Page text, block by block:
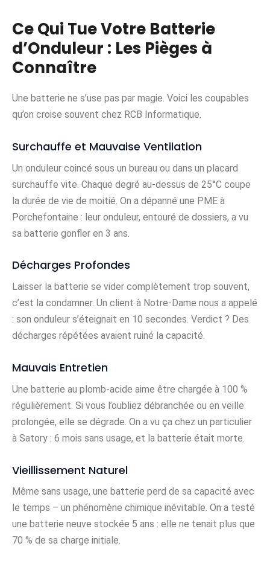
Ce Qui Tue Votre Batterie
d’Onduleur : Les Pièges à
Connaître
Une batterie ne s’use pas par magie. Voici les coupables
qu’on croise souvent chez RCB Informatique.
Surchauffe et Mauvaise Ventilation
Un onduleur coincé sous un bureau ou dans un placard
surchauffe vite. Chaque degré au-dessus de 25°C coupe
la durée de vie de moitié. On a dépanné une PME à
Porchefontaine : leur onduleur, entouré de dossiers, a vu
sa batterie gonfler en 3 ans.
Décharges Profondes
Laisser la batterie se vider complètement trop souvent,
c’est la condamner. Un client à Notre-Dame nous a appelé
: son onduleur s’éteignait en 10 secondes. Verdict ? Des
décharges répétées avaient ruiné la capacité.
Mauvais Entretien
Une batterie au plomb-acide aime être chargée à 100 %
régulièrement. Si vous l’oubliez débranchée ou en veille
prolongée, elle se dégrade. On a vu ça chez un particulier
à Satory : 6 mois sans usage, et la batterie était morte.
Vieillissement Naturel
Même sans usage, une batterie perd de sa capacité avec
le temps – un phénomène chimique inévitable. On a testé
une batterie neuve stockée 5 ans : elle ne tenait plus que
70 % de sa charge initiale.